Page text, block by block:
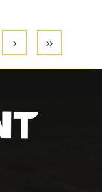
› ››